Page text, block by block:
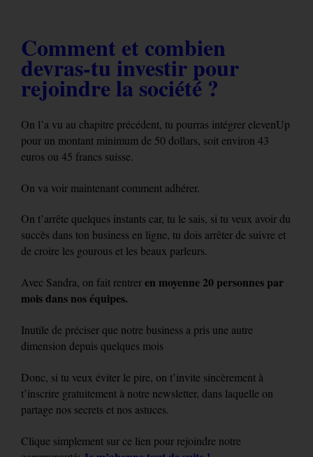
Comment et combien
devras-tu investir pour
rejoindre la société ?
On l’a vu au chapitre précédent, tu pourras intégrer elevenUp
pour un montant minimum de 50 dollars, soit environ 43
euros ou 45 francs suisse.
On va voir maintenant comment adhérer.
On t’arrête quelques instants car, tu le sais, si tu veux avoir du
succès dans ton business en ligne, tu dois arrêter de suivre et
de croire les gourous et les beaux parleurs.
Avec Sandra, on fait rentreren moyenne 20 personnes par
mois dans nos équipes.
Inutile de préciser que notre business a pris une autre
dimension depuis quelques mois
Donc, si tu veux éviter le pire, on t’invite sincèrement à
t’inscrire gratuitement à notre newsletter, dans laquelle on
partage nos secrets et nos astuces.
Clique simplement sur ce lien pour rejoindre notre